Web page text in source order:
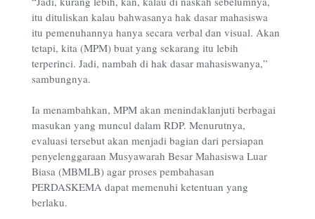
itu dituliskan kalau bahwasanya hak dasar mahasiswa
itu pemenuhannya hanya secara verbal dan visual. Akan
tetapi, kita (MPM) buat yang sekarang itu lebih
terperinci. Jadi, nambah di hak dasar mahasiswanya,”
sambungnya.
Ia menambahkan, MPM akan menindaklanjuti berbagai
masukan yang muncul dalam RDP. Menurutnya,
evaluasi tersebut akan menjadi bagian dari persiapan
penyelenggaraan Musyawarah Besar Mahasiswa Luar
Biasa (MBMLB) agar proses pembahasan
PERDASKEMA dapat memenuhi ketentuan yang
berlaku.